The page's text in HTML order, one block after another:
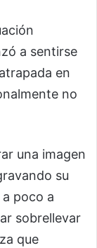
a sentirse
en
no
una imagen
su
poco a
sobrellevar
que